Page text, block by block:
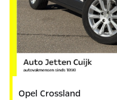
Opel Crossland